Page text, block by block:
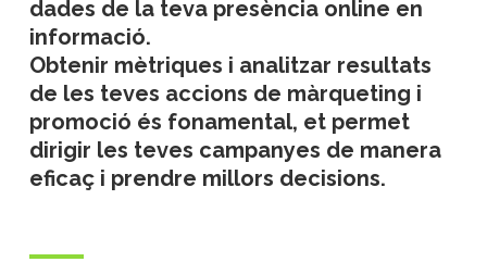
dades de la teva presència online en
informació.
Obtenir mètriques i analitzar resultats
de les teves accions de màrqueting i
promoció és fonamental, et permet
dirigir les teves campanyes de manera
eficaç i prendre millors decisions.